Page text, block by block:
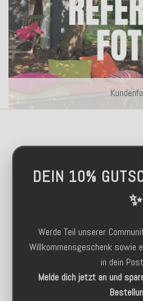
DEIN 10%
✨
Werde Teil unserer
Willkommensgeschenk sowie
in dein
Melde dich jetzt an und